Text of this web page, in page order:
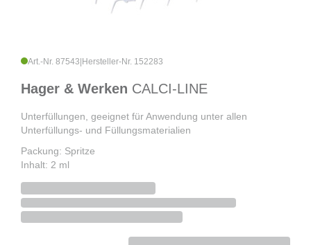
Art.-Nr. 87543 Hersteller-Nr. 152283
Hager & Werken CALCI-LINE
Unterfüllungen, geeignet für Anwendung unter allen
Unterfüllungs- und Füllungsmaterialien
Packung: Spritze
Inhalt: 2 ml